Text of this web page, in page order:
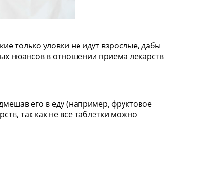
только уловки не идут взрослые, дабы
нюансов в отношении приема лекарств
его в еду (например, фруктовое
так как не все таблетки можно